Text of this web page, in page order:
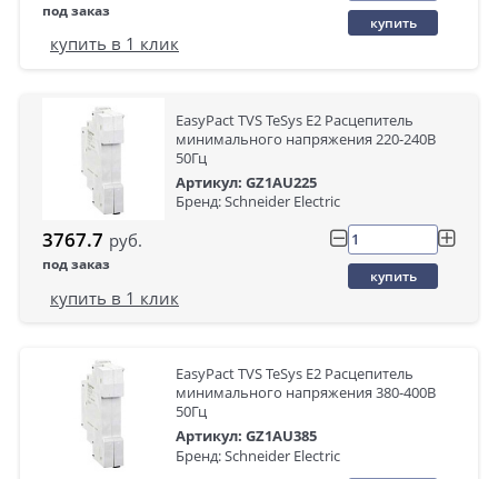
под заказ
купить
купить в 1 клик
EasyPact TVS TeSys E2 Расцепитель
минимального напряжения 220-240В
50Гц
Артикул: GZ1AU225
Бренд: Schneider Electric
3767.7 руб.
под заказ
купить
купить в 1 клик
EasyPact TVS TeSys E2 Расцепитель
минимального напряжения 380-400В
50Гц
Артикул: GZ1AU385
Бренд: Schneider Electric